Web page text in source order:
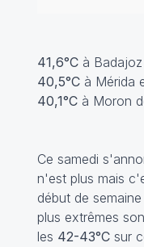
41,6°Cà Badajoz
40,5°Cà Mérida
40,1°Cà Moron
Ce samedi
n'est plus mais
début de
plus extrêmes
les 42-43°C sur